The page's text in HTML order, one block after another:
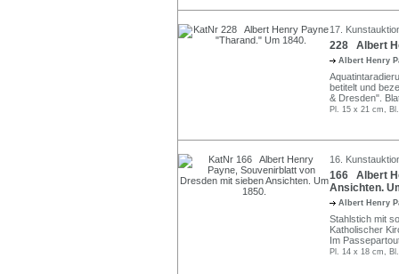
17.
228 Albert
Albert Henry
betitelt und
& Dresden".
Pl. 15 x 21 cm,
16.
166 Albert
Ansichten.
Albert Henry
Stahlstich mit
Katholischer
Im
Pl. 14 x 18 cm,